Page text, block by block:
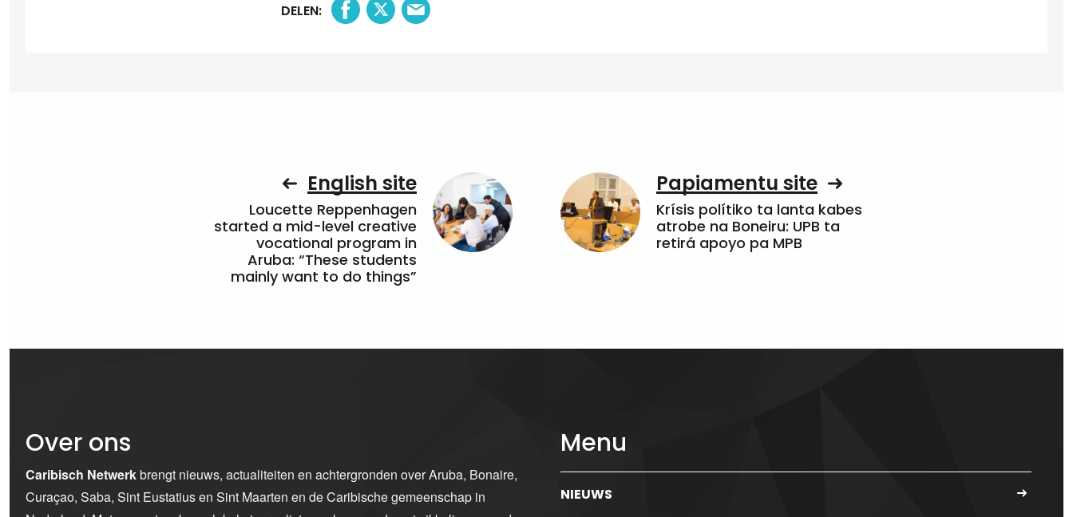
DELEN:
English site
Loucette Reppenhagen
started a mid-level creative
vocational program in
Aruba: “These students
mainly want to do things”
Papiamentu site
Krísis polítiko ta lanta kabes
atrobe na Boneiru: UPB ta
retirá apoyo pa MPB
Over ons
Caribisch Netwerkbrengt nieuws, actualiteiten en achtergronden over Aruba, Bonaire,
Curaçao, Saba, Sint Eustatius en Sint Maarten en de Caribische gemeenschap in
Menu
NIEUWS